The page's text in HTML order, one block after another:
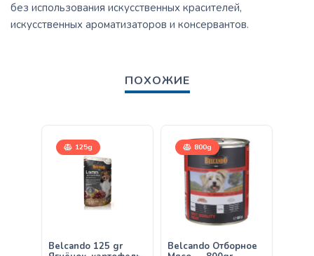
без использования искусственных красителей,
искусственных ароматизаторов и консервантов.
ПОХОЖИЕ
125g
Belcando 125 gr
800g
Belcando Отборное